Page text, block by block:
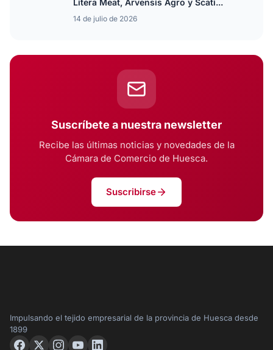
Litera Meat, Arvensis Agro y Scati...
14 de julio de 2026
Suscríbete a nuestra newsletter
Recibe las últimas noticias y novedades de la
Cámara de Comercio de Huesca.
Suscribirse
Impulsando el tejido empresarial de la provincia de Huesca desde
1899